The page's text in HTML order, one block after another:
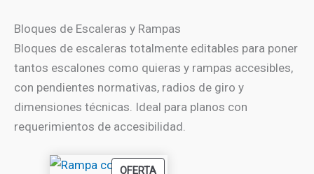
Bloques de Escaleras y Rampas
Bloques de escaleras totalmente editables para poner
tantos escalones como quieras y rampas accesibles,
con pendientes normativas, radios de giro y
dimensiones técnicas. Ideal para planos con
requerimientos de accesibilidad.
OFERTAPRODUCTO